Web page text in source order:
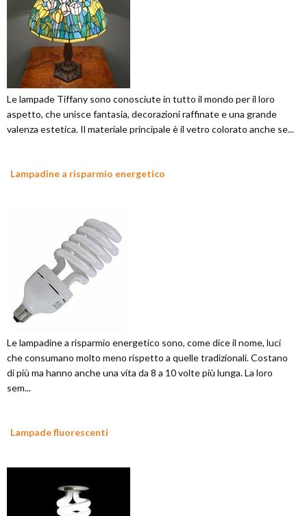
Le lampade Tiffany sono conosciute in tutto il mondo per il loro
aspetto, che unisce fantasia, decorazioni raffinate e una grande
valenza estetica. Il materiale principale è il vetro colorato anche se...
Lampadine a risparmio energetico
Le lampadine a risparmio energetico sono, come dice il nome, luci
che consumano molto meno rispetto a quelle tradizionali. Costano
di più ma hanno anche una vita da 8 a 10 volte più lunga. La loro
sem...
Lampade fluorescenti